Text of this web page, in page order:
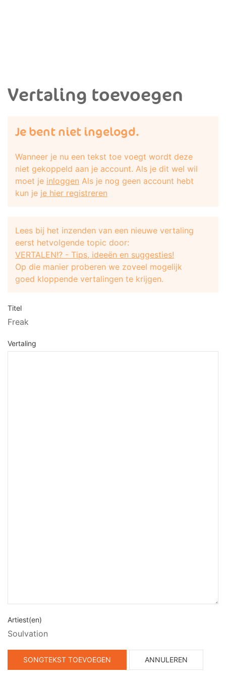
Vertaling toevoegen
Je bent niet ingelogd.
Wanneer je nu een tekst toe voegt wordt deze
niet gekoppeld aan je account. Als je dit wel wil
moet je inloggen Als je nog geen account hebt
kun je je hier registreren
Lees bij het inzenden van een nieuwe vertaling
eerst hetvolgende topic door:
VERTALEN!? - Tips, ideeën en suggesties!
Op die manier proberen we zoveel mogelijk
goed kloppende vertalingen te krijgen.
Titel
Freak
Vertaling
Artiest(en)
Soulvation
SONGTEKST TOEVOEGEN ANNULEREN